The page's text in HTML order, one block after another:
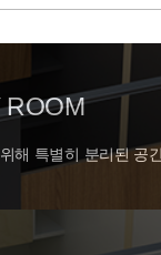
ROOM
해 특별히 분리된 공